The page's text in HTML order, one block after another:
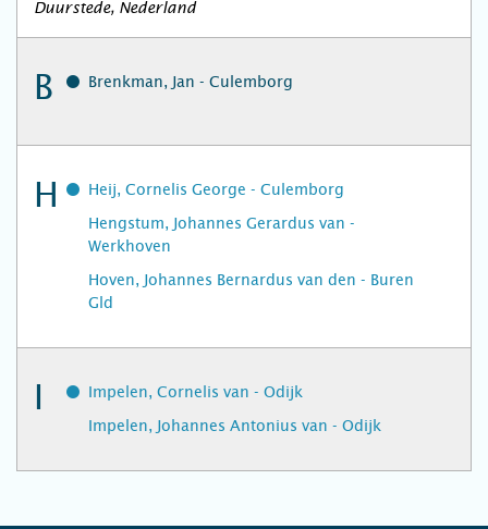
Duurstede, Nederland
B Brenkman, Jan - Culemborg
H
Heij, Cornelis George - Culemborg
Hengstum, Johannes Gerardus van -
Werkhoven
Hoven, Johannes Bernardus van den - Buren
Gld
I
Impelen, Cornelis van - Odijk
Impelen, Johannes Antonius van - Odijk